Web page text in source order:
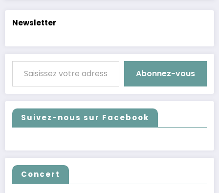
Newsletter
Saisissez votre adresse e-mail…
Abonnez-vous
Suivez-nous sur Facebook
Concert